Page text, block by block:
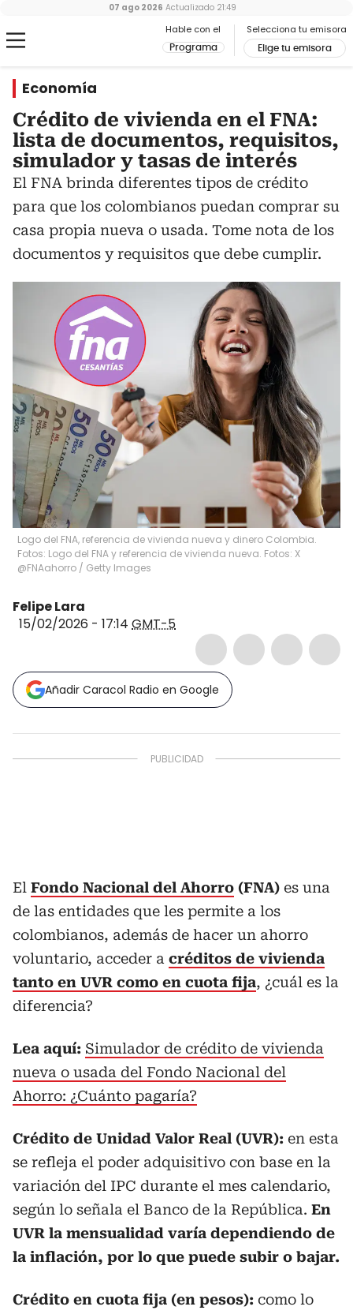
Hable con el
Programa
Selecciona tu emisora
Elige tu emisora
07 ago 2026 Actualizado 21:49
Economía
Crédito de vivienda en el FNA:
lista de documentos, requisitos,
simulador y tasas de interés
El FNA brinda diferentes tipos de crédito
para que los colombianos puedan comprar su
casa propia nueva o usada. Tome nota de los
documentos y requisitos que debe cumplir.
Logo del FNA, referencia de vivienda nueva y dinero Colombia.
Fotos: Logo del FNA y referencia de vivienda nueva. Fotos: X
@FNAahorro / Getty Images
Felipe Lara
15/02/2026 - 17:14 GMT-5
Añadir Caracol Radio en Google
El Fondo Nacional del Ahorro (FNA) es una
de las entidades que les permite a los
colombianos, además de hacer un ahorro
voluntario, acceder a créditos de vivienda
tanto en UVR como en cuota fija, ¿cuál es la
diferencia?
Lea aquí: Simulador de crédito de vivienda
nueva o usada del Fondo Nacional del
Ahorro: ¿Cuánto pagaría?
Crédito de Unidad Valor Real (UVR): en esta
se refleja el poder adquisitivo con base en la
variación del IPC durante el mes calendario,
según lo señala el Banco de la República. En
UVR la mensualidad varía dependiendo de
la inflación, por lo que puede subir o bajar.
Crédito en cuota fija (en pesos): como lo